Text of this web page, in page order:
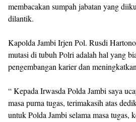
membacakan sumpah jabatan yang
dilantik.
Kapolda Jambi Irjen Pol. Rusdi
mutasi di tubuh Polri adalah hal yang
pengembangan karier dan
“ Kepada Irwasda Polda Jambi saya
masa purna tugas, terimakasih atas
untuk Polda Jambi selama masa tugas,